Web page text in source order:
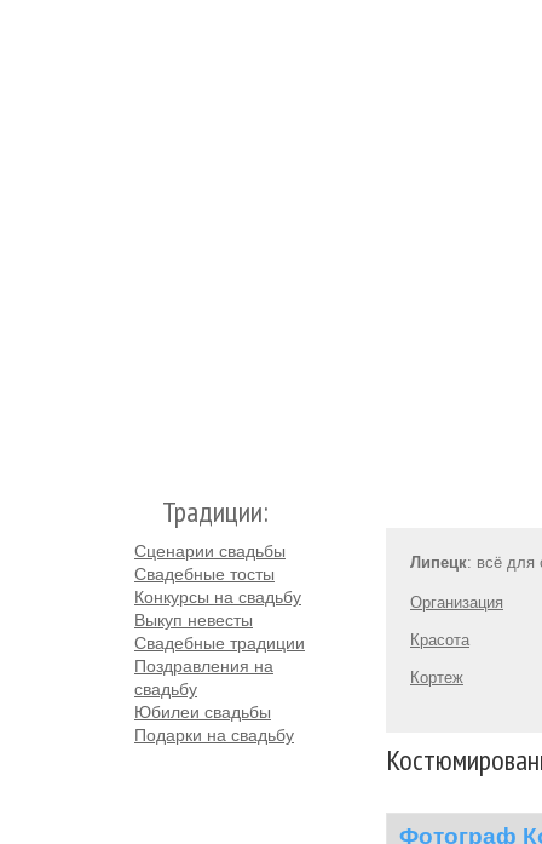
Традиции:
Сценарии свадьбы
Свадебные тосты
Конкурсы на свадьбу
Выкуп невесты
Свадебные традиции
Поздравления на
свадьбу
Юбилеи свадьбы
Подарки на свадьбу
Липецк: всё для
Организация
Красота
Кортеж
Фотограф